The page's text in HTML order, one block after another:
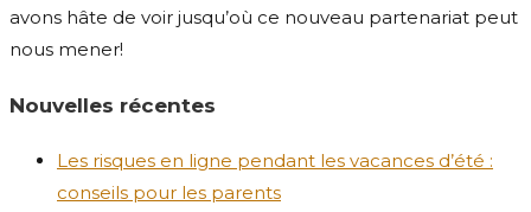
avons hâte de voir jusqu’où ce nouveau partenariat peut
nous mener!
Nouvelles récentes
Les risques en ligne pendant les vacances d’été :
conseils pour les parents